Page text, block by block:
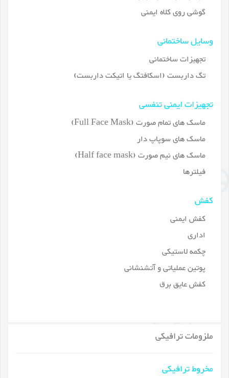
گوشی روی کلاه ایمنی
وسایل ساختمانی
تجهیزات ساختمانی
تگ داربست (اسکافتگ یا اتیکت داربست)
تجهیزات ایمنی تنفسی
ماسک های تمام صورت (Full Face Mask)
ماسک های سوپاپ دار
ماسک های نیم صورت (Half face mask)
فیلترها
کفش
کفش ایمنی
اداری
چکمه لاستیکی
پوتین عملیاتی و آتشنشانی
کفش عایق برق
ملزومات ترافیکی
مخروط ترافیکی